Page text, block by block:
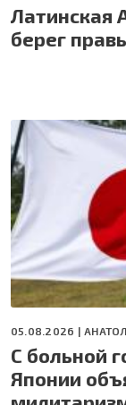
Латинская
берег
05.08.2026 |
С больной
Японии